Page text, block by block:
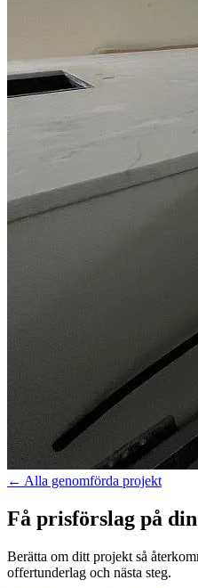
← Alla genomförda projekt
Få prisförslag på
Berätta om ditt projekt så
offertunderlag och nästa steg.